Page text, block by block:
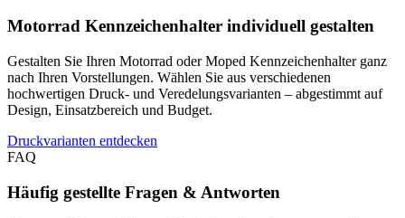
Motorrad Kennzeichenhalter individuell gestalten
Gestalten Sie Ihren Motorrad oder Moped Kennzeichenhalter ganz
nach Ihren Vorstellungen. Wählen Sie aus verschiedenen
hochwertigen Druck- und Veredelungsvarianten – abgestimmt auf
Design, Einsatzbereich und Budget.
Druckvarianten entdecken
FAQ
Häufig gestellte Fragen & Antworten